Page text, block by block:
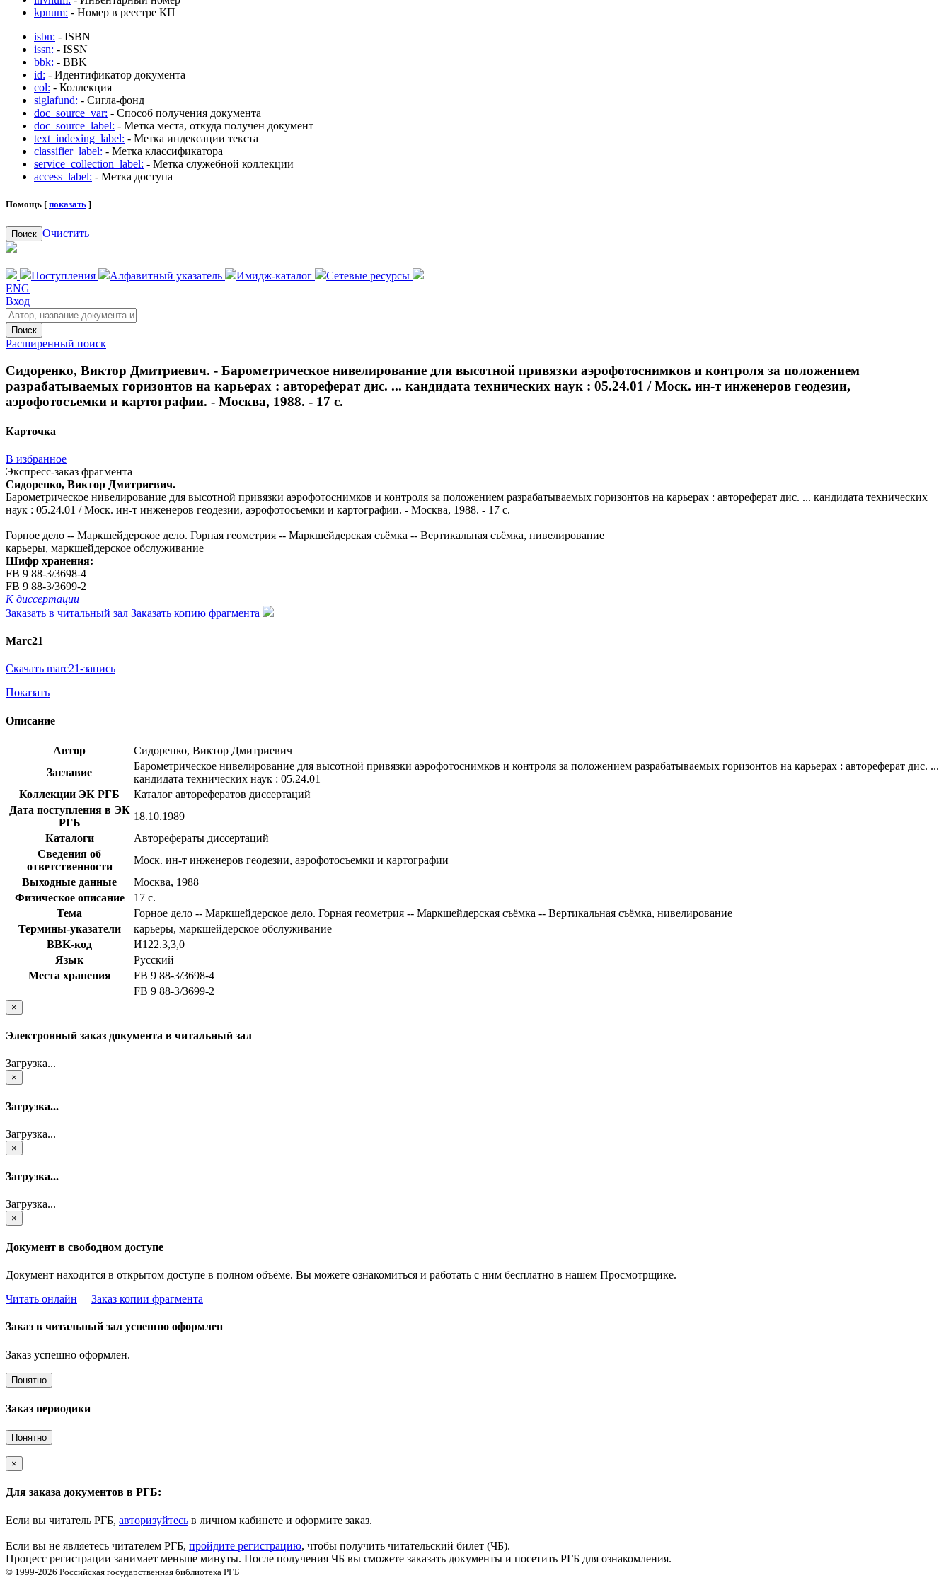
kpnum: - Номер в реестре КП
isbn: - ISBN
issn: - ISSN
bbk: - BBK
id: - Идентификатор документа
col: - Коллекция
siglafund: - Сигла-фонд
doc_source_var: - Способ получения документа
doc_source_label: - Метка места, откуда получен документ
text_indexing_label: - Метка индексации текста
classifier_label: - Метка классификатора
service_collection_label: - Метка служебной коллекции
access_label: - Метка доступа
Помощь [ показать ]
Поиск Очистить
Поступления Алфавитный указатель Имидж-каталог
Сетевые ресурсы
ENG
Вход
Поиск
Расширенный поиск
Сидоренко, Виктор Дмитриевич. - Барометрическое нивелирование для высотной привязки аэрофотоснимков и контроля за положением
разрабатываемых горизонтов на карьерах : автореферат дис. ... кандидата технических наук : 05.24.01 / Моск. ин-т инженеров геодезии,
аэрофотосъемки и картографии. - Москва, 1988. - 17 с.
Карточка
В избранное
Экспресс-заказ фрагмента
Сидоренко, Виктор Дмитриевич.
Барометрическое нивелирование для высотной привязки аэрофотоснимков и контроля за положением разрабатываемых горизонтов на карьерах : автореферат дис. ... кандидата технических
наук : 05.24.01 / Моск. ин-т инженеров геодезии, аэрофотосъемки и картографии. - Москва, 1988. - 17 с.
Горное дело -- Маркшейдерское дело. Горная геометрия -- Маркшейдерская съёмка -- Вертикальная съёмка, нивелирование
карьеры, маркшейдерское обслуживание
Шифр хранения:
FB 9 88-3/3698-4
FB 9 88-3/3699-2
К диссертации
Заказать в читальный зал Заказать копию фрагмента
Marc21
Скачать marc21-запись
Показать
Описание
Автор
Сидоренко, Виктор Дмитриевич
Заглавие
Барометрическое нивелирование для высотной привязки аэрофотоснимков и контроля за положением разрабатываемых горизонтов на карьерах : автореферат дис. ...
кандидата технических наук : 05.24.01
Коллекции ЭК РГБ
Каталог авторефератов диссертаций
Дата поступления в ЭК
РГБ
18.10.1989
Каталоги
Авторефераты диссертаций
Сведения об
ответственности
Моск. ин-т инженеров геодезии, аэрофотосъемки и картографии
Выходные данные
Москва, 1988
Физическое описание
17 с.
Тема
Горное дело -- Маркшейдерское дело. Горная геометрия -- Маркшейдерская съёмка -- Вертикальная съёмка, нивелирование
Термины-указатели
карьеры, маркшейдерское обслуживание
BBK-код
И122.3,3,0
Язык
Русский
Места хранения
FB 9 88-3/3698-4
FB 9 88-3/3699-2
×
Электронный заказ документа в читальный зал
Загрузка...
×
Загрузка...
Загрузка...
×
Загрузка...
Загрузка...
×
Документ в свободном доступе
Документ находится в открытом доступе в полном объёме. Вы можете ознакомиться и работать с ним бесплатно в нашем Просмотрщике.
Читать онлайн
Заказ копии фрагмента
Заказ в читальный зал успешно оформлен
Заказ успешно оформлен.
Понятно
Заказ периодики
Понятно
×
Для заказа документов в РГБ:
Если вы читатель РГБ, авторизуйтесь в личном кабинете и оформите заказ.
Если вы не являетесь читателем РГБ, пройдите регистрацию, чтобы получить читательский билет (ЧБ).
Процесс регистрации занимает меньше минуты. После получения ЧБ вы сможете заказать документы и посетить РГБ для ознакомления.
© 1999-2026 Российская государственная библиотека РГБ